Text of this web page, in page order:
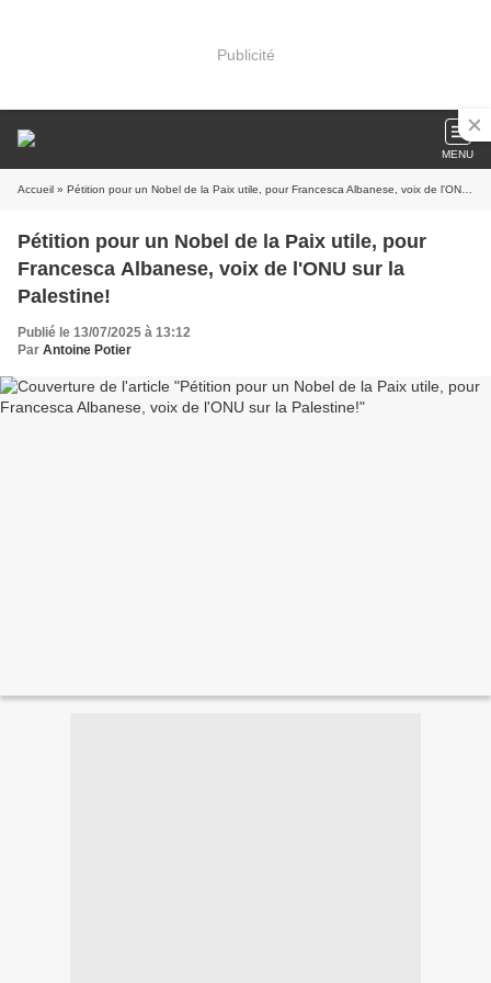
Publicité
MENU
Accueil » Pétition pour un Nobel de la Paix utile, pour Francesca Albanese, voix de l'ONU sur la Palestine!
Pétition pour un Nobel de la Paix utile, pour
Francesca Albanese, voix de l'ONU sur la
Palestine!
Publié le 13/07/2025 à 13:12
Par Antoine Potier